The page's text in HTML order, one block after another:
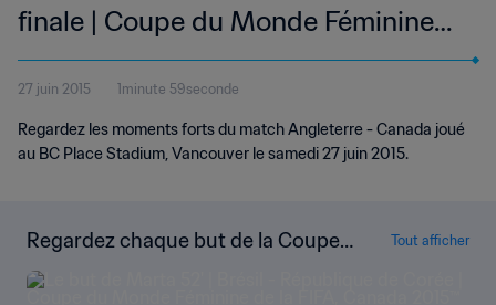
finale | Coupe du Monde Féminine
de la FIFA, Canada 2015™ | Résumé
vidéo
27 juin 2015 1minute 59seconde
Regardez les moments forts du match Angleterre - Canada joué
au BC Place Stadium, Vancouver le samedi 27 juin 2015.
Regardez chaque but de la Coupe
du Monde Féminine de la FIFA, Can
ada 2015™
Tout afficher